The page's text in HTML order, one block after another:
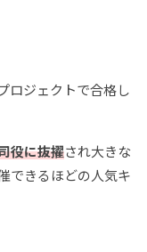
ロジェクトで合格し
役に抜擢され大きな
できるほどの人気キ